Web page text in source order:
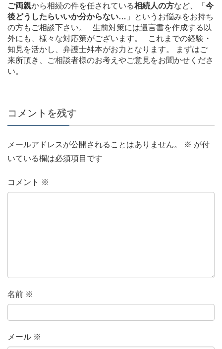
ご両親から相続の件を任されている相続人の方など、「 今
後どうしたらいいか分からない… 」というお悩みをお持ち
の方もご相談下さい。 生前対策には遺言書を作成する以
外にも、様々な対応策がございます。 これまでの経験・
知見を活かし、弁護士舛本がお力となります。 まずはご
来所頂き、ご相談者様のお考えやご意見をお聞かせくださ
い。
コメントを残す
メールアドレスが公開されることはありません。 ※ が付
いている欄は必須項目です
コメント ※
名前 ※
メール ※